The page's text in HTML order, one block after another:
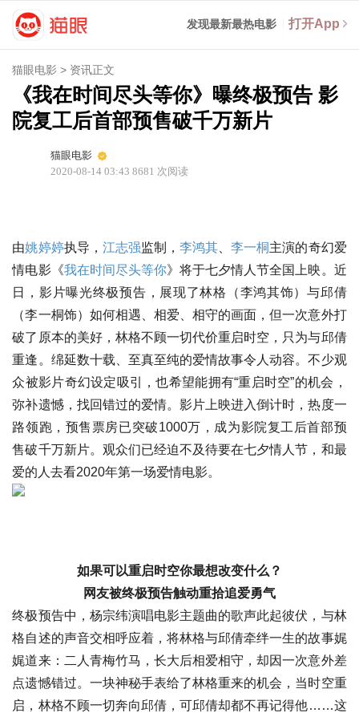
发现最新最热电影 打开App
猫眼电影 > 资讯正文
《我在时间尽头等你》曝终极预告 影
院复工后首部预售破千万新片
猫眼电影
2020-08-14 03:43 8681 次阅读
由姚婷婷执导， 江志强监制，李鸿其、李一桐主演的奇幻爱
情电影《我在时间尽头等你》将于七夕情人节全国上映。近
日，影片曝光终极预告，展现了林格（李鸿其饰）与邱倩
（李一桐饰）如何相遇、相爱、相守的画面，但一次意外打
破了原本的美好，林格不顾一切代价重启时空，只为与邱倩
重逢。绵延数十载、至真至纯的爱情故事令人动容。不少观
众被影片奇幻设定吸引，也希望能拥有“重启时空”的机会，
弥补遗憾，找回错过的爱情。影片上映进入倒计时，热度一
路领跑，预售票房已突破1000万，成为影院复工后首部预
售破千万新片。观众们已经迫不及待要在七夕情人节，和最
爱的人去看2020年第一场爱情电影。
如果可以重启时空你最想改变什么？
网友被终极预告触动重拾追爱勇气
终极预告中，杨宗纬演唱电影主题曲的歌声此起彼伏，与林
格自述的声音交相呼应着，将林格与邱倩牵绊一生的故事娓
娓道来：二人青梅竹马，长大后相爱相守，却因一次意外差
点遗憾错过。一块神秘手表给了林格重来的机会，当时空重
启，林格不顾一切奔向邱倩，可邱倩却都不再记得他……这